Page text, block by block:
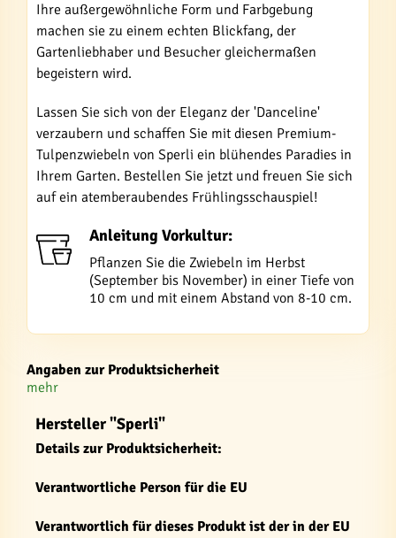
Ihre außergewöhnliche Form und Farbgebung
machen sie zu einem echten Blickfang, der
Gartenliebhaber und Besucher gleichermaßen
begeistern wird.
Lassen Sie sich von der Eleganz der 'Danceline'
verzaubern und schaffen Sie mit diesen Premium-
Tulpenzwiebeln von Sperli ein blühendes Paradies in
Ihrem Garten. Bestellen Sie jetzt und freuen Sie sich
auf ein atemberaubendes Frühlingsschauspiel!
Anleitung Vorkultur:
Pflanzen Sie die Zwiebeln im Herbst
(September bis November) in einer Tiefe von
10 cm und mit einem Abstand von 8-10 cm.
Angaben zur Produktsicherheit
mehr
Hersteller "Sperli"
Details zur Produktsicherheit:
Verantwortliche Person für die EU
Verantwortlich für dieses Produkt ist der in der EU